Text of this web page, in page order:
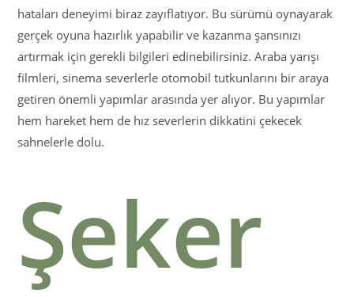
hataları deneyimi biraz zayıflatıyor. Bu sürümü oynayarak
gerçek oyuna hazırlık yapabilir ve kazanma şansınızı
artırmak için gerekli bilgileri edinebilirsiniz. Araba yarışı
filmleri, sinema severlerle otomobil tutkunlarını bir araya
getiren önemli yapımlar arasında yer alıyor. Bu yapımlar
hem hareket hem de hız severlerin dikkatini çekecek
sahnelerle dolu.
Şeker